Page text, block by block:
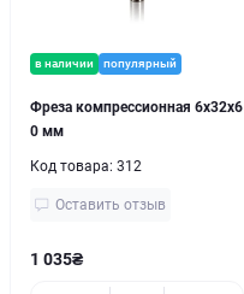
в наличии популярный
Фреза компрессионная 6x32x6
0 мм
Код товара: 312
Оставить отзыв
1 035₴